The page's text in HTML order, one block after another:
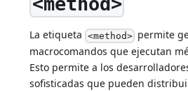
La etiqueta <method> permite
macrocomandos que ejecutan
Esto permite a los
sofisticadas que pueden